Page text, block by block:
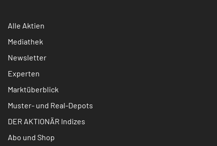
Alle Aktien
Mediathek
Newsletter
Experten
Marktüberblick
Muster- und Real-Depots
DER AKTIONÄR Indizes
Abo und Shop